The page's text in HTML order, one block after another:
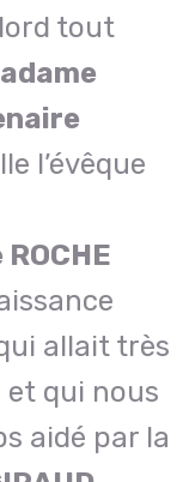
tout
l’évêque
allait très
qui nous
aidé par la